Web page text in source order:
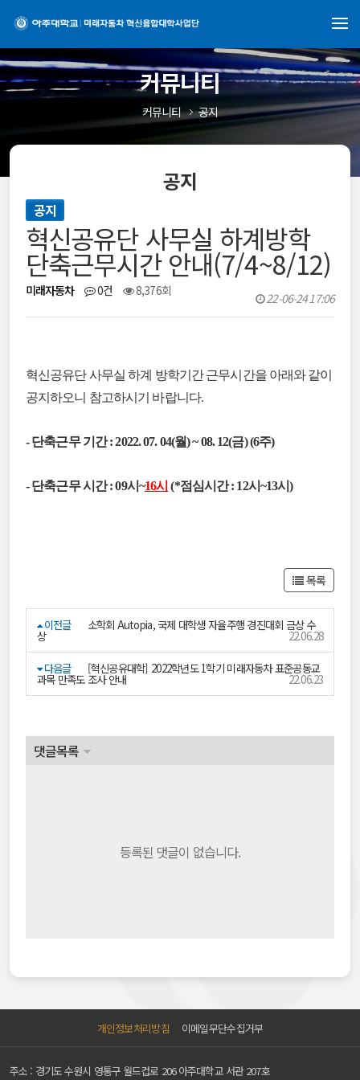
커뮤니티
커뮤니티 공지
공지
공지
혁신공유단 사무실 하계방학
단축근무시간 안내(7/4~8/12)
미래자동차 0건 8,376회 22-06-24 17:06
혁신공유단 사무실 하계 방학기간 근무시간을 아래와 같이
공지하오니 참고하시기 바랍니다.
- 단축근무 기간 : 2022. 07. 04(월) ~ 08. 12(금) (6주)
- 단축근무 시간 : 09시~16시 (*점심시간 : 12시~13시)
목록
이전글 소학회 Autopia, 국제 대학생 자율주행 경진대회 금상 수
상 22.06.28
다음글 [혁신공유대학] 2022학년도 1학기 미래자동차 표준공동교
과목 만족도 조사 안내 22.06.23
댓글목록
등록된 댓글이 없습니다.
개인정보처리방침 이메일무단수집거부
주소 : 경기도 수원시 영통구 월드컵로 206 아주대학교 서관 207호